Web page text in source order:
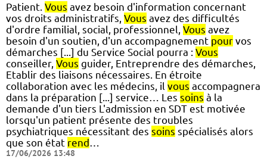
Patient. Vous avez besoin d'information concernant
vos droits administratifs, Vous avez des difficultés
d'ordre familial, social, professionnel, Vous avez
besoin d'un soutien, d'un accompagnement pour vos
démarches [...] du Service Social pourra : Vous
conseiller, Vous guider, Entreprendre des démarches,
Etablir des liaisons nécessaires. En étroite
collaboration avec les médecins, il vous accompagnera
dans la préparation [...] service… Les soins à la
demande d'un tiers L'admission en SDT est motivée
lorsqu'un patient présente des troubles
psychiatriques nécessitant des soins spécialisés alors
que son état rend
17/06/2026 13:48